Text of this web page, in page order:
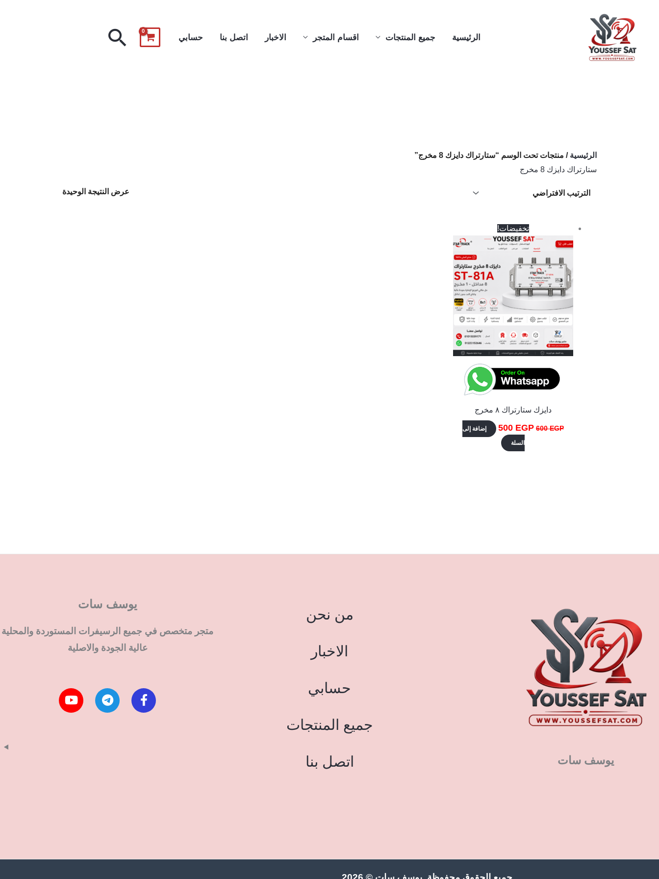
الرئيسية جميع المنتجات اقسام المتجر الاخبار اتصل بنا حسابي البحث
الرئيسية / منتجات تحت الوسم “ستارتراك دايزك 8 مخرج”
ستارتراك دايزك 8 مخرج
عرض النتيجة الوحيدة
تخفيضات!
دايزك ستارتراك ٨ مخرج
600EGP
السعر
الأصلي
هو:
600 EGP.
500 EGP
السعر
الحالي
هو:
500 EGP.
إضافة إلى
السلة
يوسف سات
من نحن
الاخبار
حسابي
جميع المنتجات
اتصل بنا
يوسف سات
متجر متخصص في جميع الرسيفرات المستوردة والمحلية
عالية الجودة والاصلية